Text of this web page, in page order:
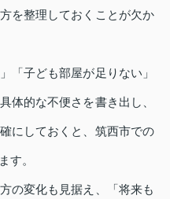
を整理しておくことが欠か
「子ども部屋が足りない」
体的な不便さを書き出し、
にしておくと、筑西市での
す。
の変化も見据え、「将来も